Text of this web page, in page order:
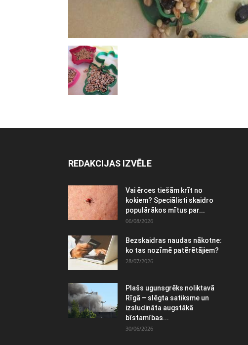
REDAKCIJAS IZVĒLE
Vai ērces tiešām krīt no
kokiem? Speciālisti skaidro
populārākos mītus par...
06/08/2026
Bezskaidras naudas nākotne:
ko tas nozīmē patērētājiem?
28/07/2026
Plašs ugunsgrēks noliktavā
Rīgā – slēgta satiksme un
izsludināta augstākā
bīstamības...
30/06/2026